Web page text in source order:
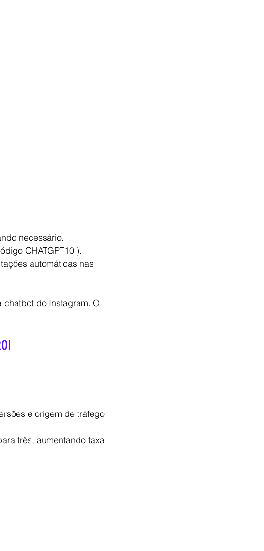
necessário.
CHATGPT10").
automáticas nas
chatbot do Instagram. O
e origem de tráfego
três, aumentando taxa